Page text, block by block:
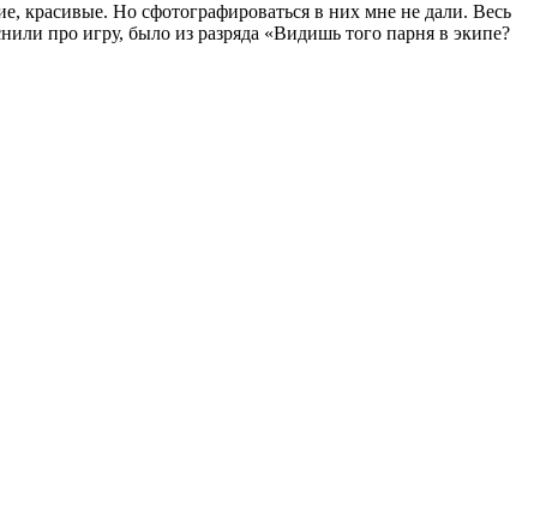
красивые. Но сфотографироваться в них мне не дали. Весь
про игру, было из разряда «Видишь того парня в экипе?